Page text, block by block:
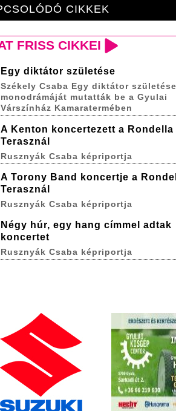
CIKKEK
FRISS CIKKEI
Egy diktátor születése
Székely Csaba Egy diktátor
monodrámáját mutatták be a Gyulai
Várszínház Kamaratermében
A Kenton koncertezett a Rondella
Terasznál
Rusznyák Csaba képriportja
A Torony Band koncertje a
Terasznál
Rusznyák Csaba képriportja
Négy húr, egy hang címmel adtak
koncertet
Rusznyák Csaba képriportja